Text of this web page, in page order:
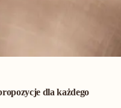
dla każdego